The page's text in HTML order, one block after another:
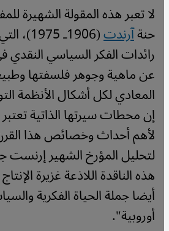
لا تعبر هذه المقولة الشهيرة
حنةآرندت (1906ـ
رائدات الفكر السياسي النقدي
عن ماهية وجوهر فلسفتها
المعادي لكل أشكال الأنظمة
إن محطات سيرتها الذاتية
لأهم أحداث وخصائص هذا
لتحليل المؤرخ الشهير إرنست
هذه الناقدة اللاذعة غزيرة
أيضا جملة الحياة الفكرية
أوروبية"
.